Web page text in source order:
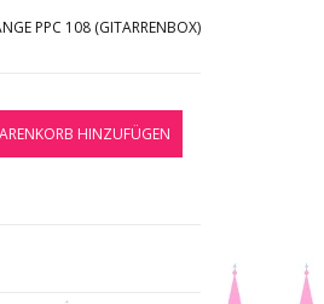
PPC 108 (GITARRENBOX)
HINZUFÜGEN